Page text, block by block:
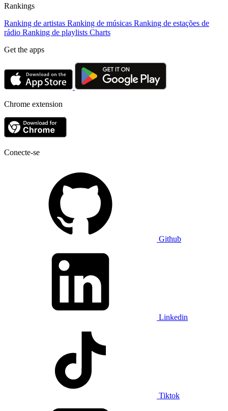
Rankings
Ranking de artistas Ranking de músicas Ranking de estações de
rádio Ranking de playlists Charts
Get the apps
Chrome extension
Conecte-se
Github
Linkedin
Tiktok